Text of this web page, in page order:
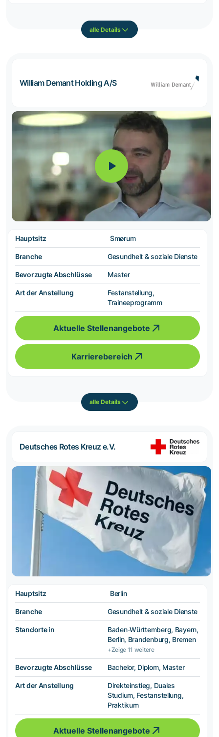
alle Details
William Demant Holding A/S
Hauptsitz Smørum
Branche Gesundheit & soziale Dienste
Bevorzugte Abschlüsse Master
Art der Anstellung
Festanstellung,
Traineeprogramm
Aktuelle Stellenangebote
Karrierebereich
alle Details
Deutsches Rotes Kreuz e.V.
Hauptsitz Berlin
Branche Gesundheit & soziale Dienste
Standorte in
Baden-Württemberg, Bayern,
Berlin, Brandenburg, Bremen
+Zeige 11 weitere
Bevorzugte Abschlüsse Bachelor, Diplom, Master
Art der Anstellung
Direkteinstieg, Duales
Studium, Festanstellung,
Praktikum
Aktuelle Stellenangebote